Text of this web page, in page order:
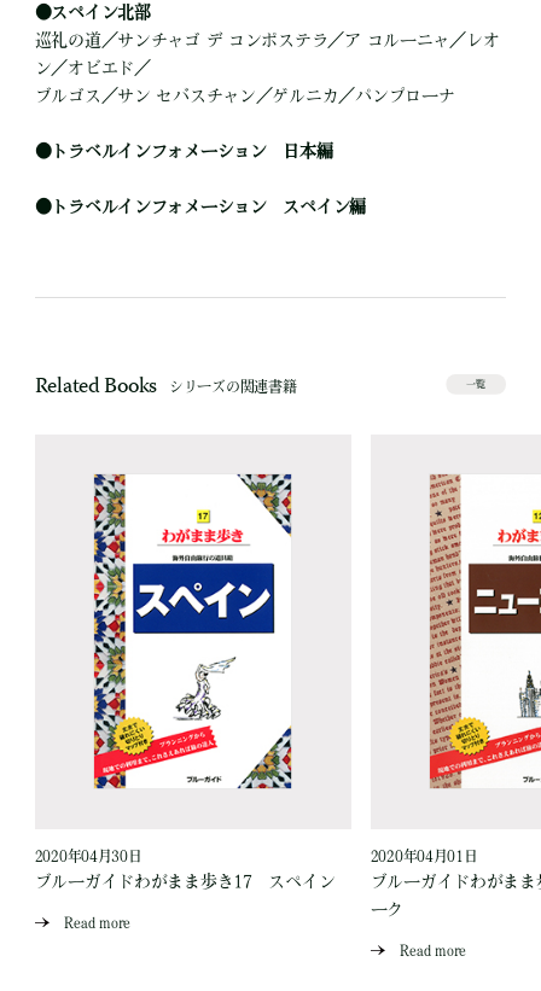
●スペイン北部
巡礼の道／サンチャゴ デ コンポステラ／ア コルーニャ／レオ
ン／オビエド／
ブルゴス／サン セバスチャン／ゲルニカ／パンプローナ
●トラベルインフォメーション 日本編
●トラベルインフォメーション スペイン編
Related Books シリーズの関連書籍 一覧
2020年04月30日
ブルーガイドわがまま歩き17 スペイン
Read more
2020年04月01日
ブルーガイドわがま
ーク
Read more